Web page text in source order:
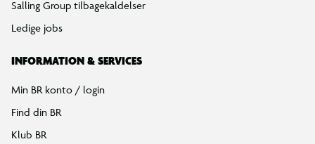
Salling Group tilbagekaldelser
Ledige jobs
INFORMATION & SERVICES
Min BR konto / login
Find din BR
Klub BR